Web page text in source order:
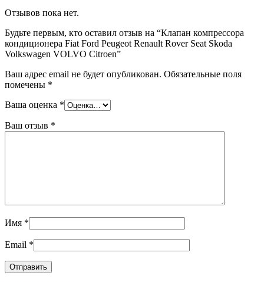
Отзывов пока нет.
Будьте первым, кто оставил отзыв на “Клапан компрессора
кондиционера Fiat Ford Peugeot Renault Rover Seat Skoda
Volkswagen VOLVO Citroen”
Ваш адрес email не будет опубликован. Обязательные поля
помечены *
Ваша оценка *
Ваш отзыв *
Имя *
Email *